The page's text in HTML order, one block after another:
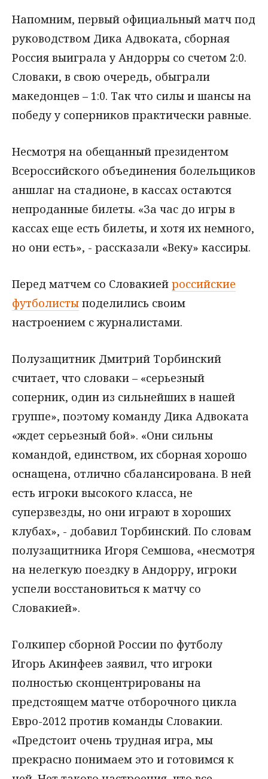
Напомним, первый официальный матч под
руководством Дика Адвоката, сборная
Россия выиграла у Андорры со счетом 2:0.
Словаки, в свою очередь, обыграли
македонцев – 1:0. Так что силы и шансы на
победу у соперников практически равные.
Несмотря на обещанный президентом
Всероссийского объединения болельщиков
аншлаг на стадионе, в кассах остаются
непроданные билеты. «За час до игры в
кассах еще есть билеты, и хотя их немного,
но они есть», - рассказали «Веку» кассиры.
Перед матчем со Словакией российские
футболисты поделились своим
настроением с журналистами.
Полузащитник Дмитрий Торбинский
считает, что словаки – «серьезный
соперник, один из сильнейших в нашей
группе», поэтому команду Дика Адвоката
«ждет серьезный бой». «Они сильны
командой, единством, их сборная хорошо
оснащена, отлично сбалансирована. В ней
есть игроки высокого класса, не
суперзвезды, но они играют в хороших
клубах», - добавил Торбинский. По словам
полузащитника Игоря Семшова, «несмотря
на нелегкую поездку в Андорру, игроки
успели восстановиться к матчу со
Словакией».
Голкипер сборной России по футболу
Игорь Акинфеев заявил, что игроки
полностью сконцентрированы на
предстоящем матче отборочного цикла
Евро-2012 против команды Словакии.
«Предстоит очень трудная игра, мы
прекрасно понимаем это и готовимся к